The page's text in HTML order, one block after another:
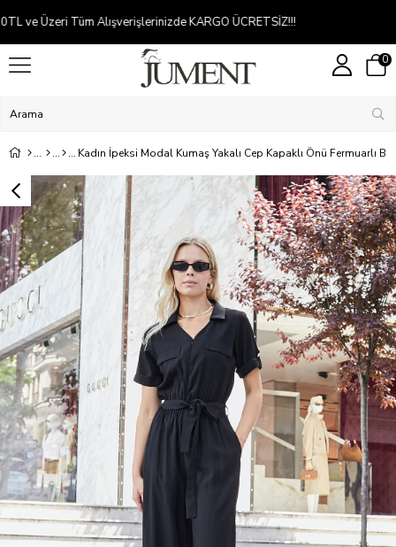
Kredi kartına 2-5 taksit
0